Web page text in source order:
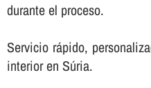
durante el proceso.
Servicio rápido,
interior en Súria.